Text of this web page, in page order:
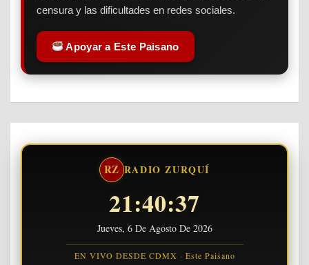
censura y las dificultades en redes sociales.
Apoyar a Este Paisano
RZ RADIO ZURQUÍ
21:40:37
Jueves, 6 De Agosto De 2026
EN VIVO DESDE CDMX · Este Paisano